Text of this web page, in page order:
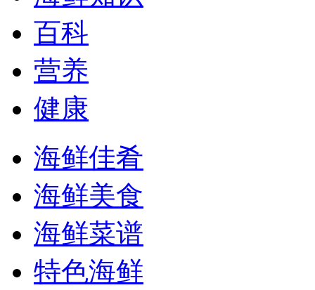
百科
营养
健康
海鲜佳肴
海鲜美食
海鲜菜谱
特色海鲜